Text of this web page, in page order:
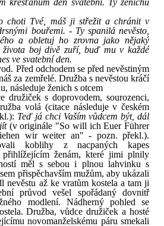
křesťanům den svatební. Ty ženichu
choti Tvé, máš ji střežit a chránit v
bouřemi. - Ty spanilá nevěsto,
a obletuj ho zrovna jako nějaký
života boj divě zuří, buď mu v každé
ve svatební den.
Před odchodem se před nevěstiným
za zemřelé. Družba s nevěstou kráčí
následuje ženich s otcem
družiček s doprovodem, sourozenci,
volá (citace následuje v českém
Teď já chci Vaším vůdcem být, dál
(v originále "So will ich Euer Führer
wir weiter an" - pozn. překl.).
koblihy z nacpaných kapes
přihlížejícím ženám, které jimi plnily
měl s sebou i plnou lahvinku s
přispěchavším mužům, aby ukázali
nevěstu až ke vratům kostela a tam ji
průvod vešel spořádaný dovnitř
modlení. Nádherný pohled se
Družba, vůdce družiček a hosté
novomanželskému páru smekali